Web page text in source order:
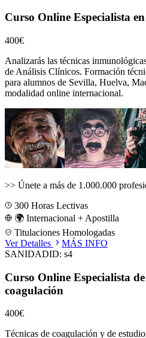
Curso Online Especialista
400€
Analizarás las técnicas
de Análisis Clínicos. Formación
para alumnos de Sevilla, Huelva,
modalidad online internacional.
>> Únete a más de 1.000.000
300 Horas Lectivas
🌍 Internacional + Apostilla
Titulaciones Homologadas
Ver Detalles
MÁS INFO
SANIDADID: s4
Curso Online Especialista
coagulación
400€
Técnicas de coagulación y de